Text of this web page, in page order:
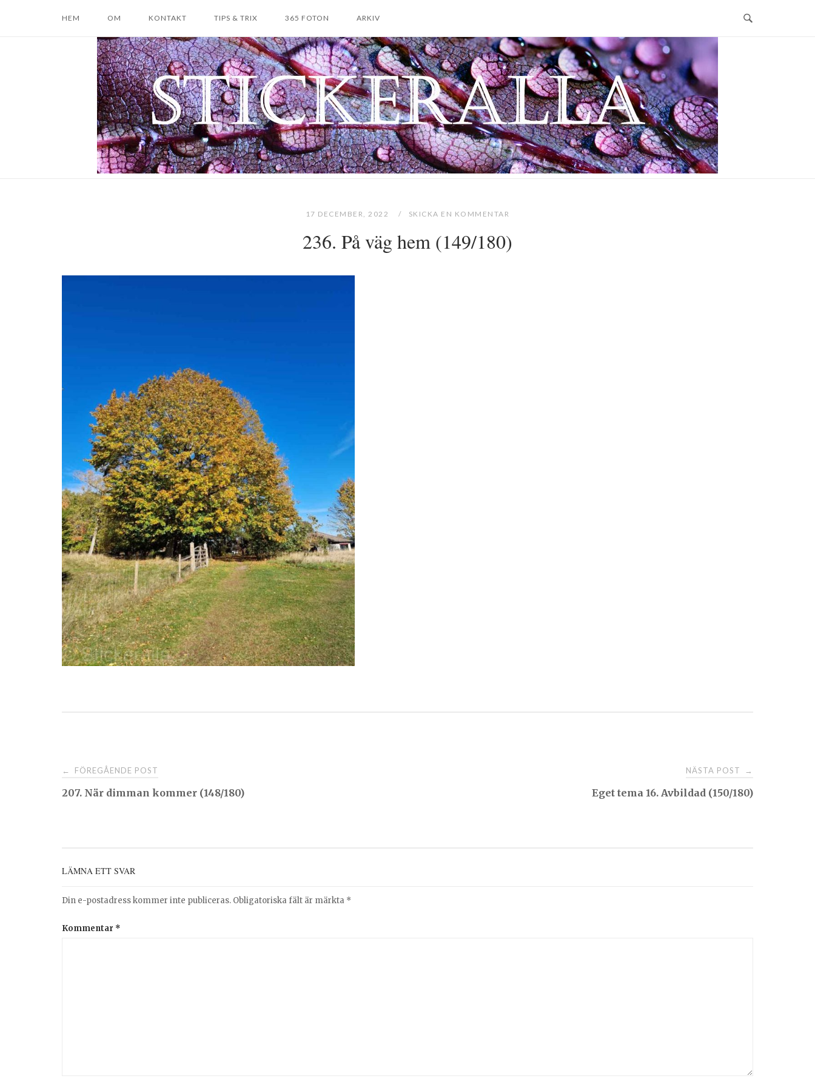
HEM OM KONTAKT TIPS & TRIX 365 FOTON ARKIV
Home
17 DECEMBER, 2022 SKICKA EN KOMMENTAR
236. På väg hem (149/180)
Post
navigation
← FÖREGÅENDE POST
207. När dimman kommer (148/180)
NÄSTA POST →
Eget tema 16. Avbildad (150/180)
LÄMNA ETT SVAR
Din e-postadress kommer inte publiceras. Obligatoriska fält är märkta *
Kommentar *